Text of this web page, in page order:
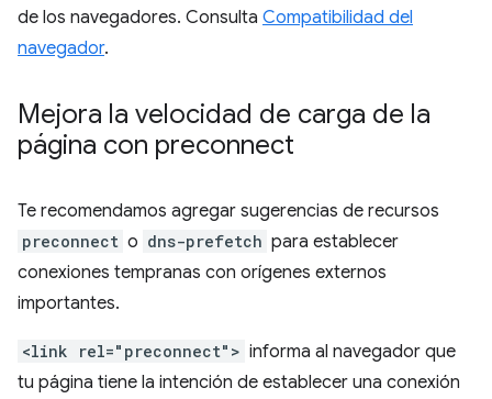
de los navegadores. Consulta Compatibilidad del
navegador.
Mejora la velocidad de carga de la
página con preconnect
Te recomendamos agregar sugerencias de recursos
preconnect o dns-prefetch para establecer
conexiones tempranas con orígenes externos
importantes.
<link rel="preconnect"> informa al navegador que
tu página tiene la intención de establecer una conexión